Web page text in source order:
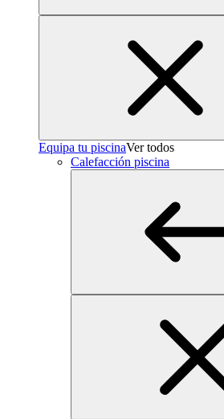
Equipa tu piscinaVer todos
Calefacción piscina